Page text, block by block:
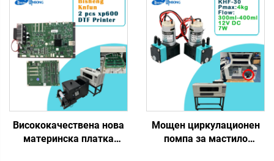
Висококачествена нова
материнска платка
Мощен циркулационен
помпа за мастило